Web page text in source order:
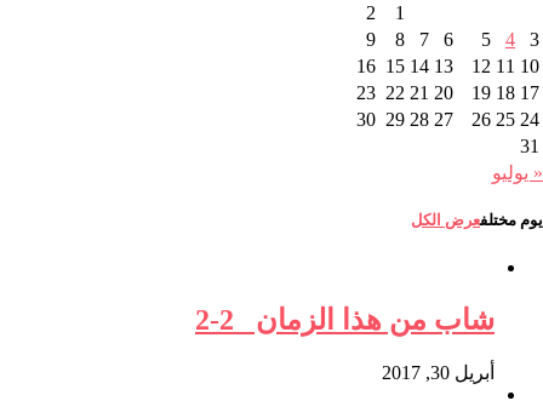
1
2
3
4
5
6
7
8
9
10
11
12
13
14
15
16
17
18
19
20
21
22
23
24
25
26
27
28
29
30
31
« يوليو
يوم مختلفعرض الكل
شاب من هذا الزمان 2-2
أبريل 30, 2017